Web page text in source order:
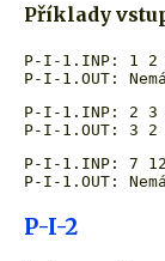
Příklady
P-I-1.INP: 1 2
P-I-1.INP: 2 3
P-I-1.INP: 7
P-I-2